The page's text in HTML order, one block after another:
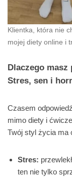
Klientka, która nie
mojej diety online i
Dlaczego
Stres, sen i
Czasem
mimo diety i
Twój styl życia ma
Stres:
ten nie tylko